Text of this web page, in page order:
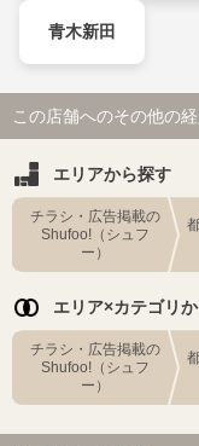
青木新田
この店舗へのその他の
エリアから探す
チラシ・広告掲載の
Shufoo!（シュフ
ー）
エリア×カテゴリ
チラシ・広告掲載の
Shufoo!（シュフ
ー）